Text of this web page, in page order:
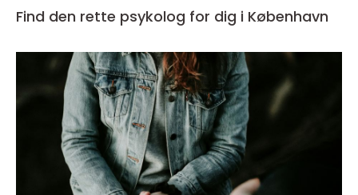
Find den rette psykolog for dig i København